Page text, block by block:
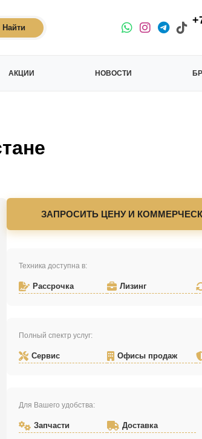
Найти
АКЦИИ НОВОСТИ
ЗАПРОСИТЬ ЦЕНУ И
Техника доступна в:
Рассрочка Лизинг
Полный спектр услуг:
Сервис Офисы продаж
Для Вашего удобства:
Запчасти Доставка